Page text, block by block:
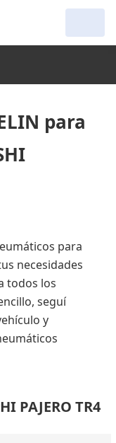
para
para
necesidades
todos los
seguí
y
PAJERO TR4